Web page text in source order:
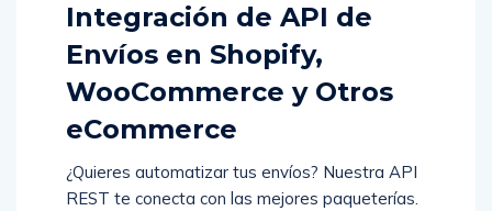
Integración de API de
Envíos en Shopify,
WooCommerce y Otros
eCommerce
¿Quieres automatizar tus envíos? Nuestra API
REST te conecta con las mejores paqueterías.